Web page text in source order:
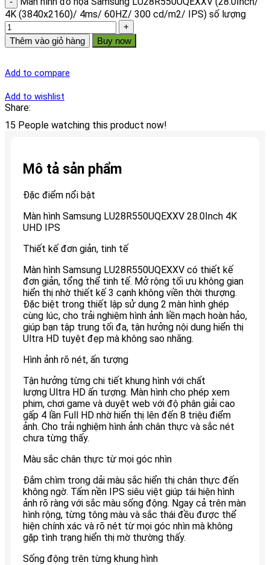
4K (3840x2160)/ 4ms/ 60HZ/ 300 cd/m2/ IPS) số lượng
Thêm vào giỏ hàng Buy now
Add to compare
Add to wishlist
Share:
15 People watching this product now!
Mô tả sản phẩm
Đặc điểm nổi bật
Màn hình Samsung LU28R550UQEXXV 28.0Inch 4K
UHD IPS
Thiết kế đơn giản, tinh tế
Màn hình Samsung LU28R550UQEXXV có thiết kế
đơn giản, tổng thể tinh tế. Mở rộng tối ưu không gian
hiển thị nhờ thiết kế 3 cạnh không viền thời thượng.
Đặc biệt trong thiết lập sử dụng 2 màn hình ghép
cùng lúc, cho trải nghiệm hình ảnh liền mạch hoàn hảo,
giúp bạn tập trung tối đa, tận hưởng nội dung hiển thị
Ultra HD tuyệt đẹp mà không sao nhãng.
Hình ảnh rõ nét, ấn tượng
Tận hưởng từng chi tiết khung hình với chất
lượng Ultra HD ấn tượng. Màn hình cho phép xem
phim, chơi game và duyệt web với độ phân giải cao
gấp 4 lần Full HD nhờ hiển thị lên đến 8 triệu điểm
ảnh. Cho trải nghiệm hình ảnh chân thực và sắc nét
chưa từng thấy.
Màu sắc chân thực từ mọi góc nhìn
Đắm chìm trong dải màu sắc hiển thị chân thực đến
không ngờ. Tấm nền IPS siêu việt giúp tái hiện hình
ảnh rõ ràng với sắc màu sống động. Ngay cả trên màn
hình rộng, từng tông màu và sắc thái đều được thể
hiện chính xác và rõ nét từ mọi góc nhìn mà không
gặp tình trạng hiển thị mờ thường thấy.
Sống động trên từng khung hình